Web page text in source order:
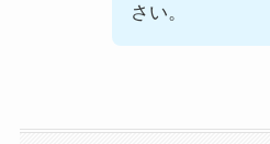
さい。